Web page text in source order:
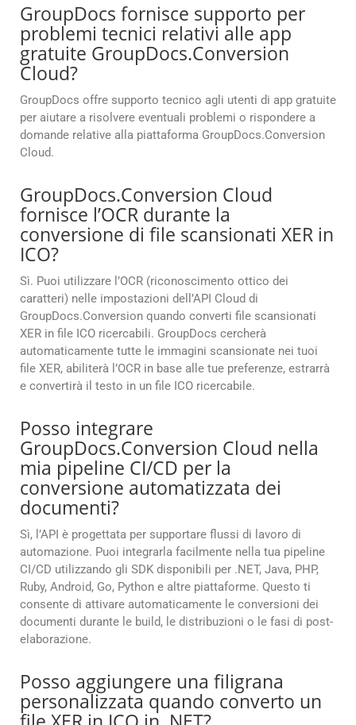
GroupDocs fornisce supporto per
problemi tecnici relativi alle app
gratuite GroupDocs.Conversion
Cloud?
GroupDocs offre supporto tecnico agli utenti di app gratuite
per aiutare a risolvere eventuali problemi o rispondere a
domande relative alla piattaforma GroupDocs.Conversion
Cloud.
GroupDocs.Conversion Cloud
fornisce l’OCR durante la
conversione di file scansionati XER in
ICO?
Sì. Puoi utilizzare l’OCR (riconoscimento ottico dei
caratteri) nelle impostazioni dell’API Cloud di
GroupDocs.Conversion quando converti file scansionati
XER in file ICO ricercabili. GroupDocs cercherà
automaticamente tutte le immagini scansionate nei tuoi
file XER, abiliterà l’OCR in base alle tue preferenze, estrarrà
e convertirà il testo in un file ICO ricercabile.
Posso integrare
GroupDocs.Conversion Cloud nella
mia pipeline CI/CD per la
conversione automatizzata dei
documenti?
Sì, l’API è progettata per supportare flussi di lavoro di
automazione. Puoi integrarla facilmente nella tua pipeline
CI/CD utilizzando gli SDK disponibili per .NET, Java, PHP,
Ruby, Android, Go, Python e altre piattaforme. Questo ti
consente di attivare automaticamente le conversioni dei
documenti durante le build, le distribuzioni o le fasi di post-
elaborazione.
Posso aggiungere una filigrana
personalizzata quando converto un